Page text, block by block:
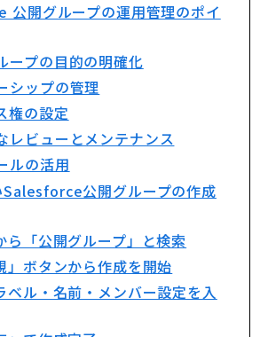
開グループの運用管理のポイ
ープの目的の明確化
シップの管理
権の設定
レビューとメンテナンス
ルの活用
Salesforce公開グループの作成
ら「公開グループ」と検索
」ボタンから作成を開始
ベル・名前・メンバー設定を入